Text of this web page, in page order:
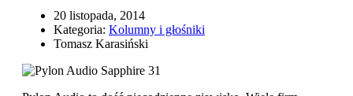
20 listopada, 2014
Kategoria: Kolumny i głośniki
Tomasz Karasiński